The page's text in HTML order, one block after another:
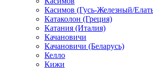
Касимов (Гусь-Железный/
Катаколон (Греция)
Катания (Италия)
Качановичи
Качановичи (Беларусь)
Келло
Кижи